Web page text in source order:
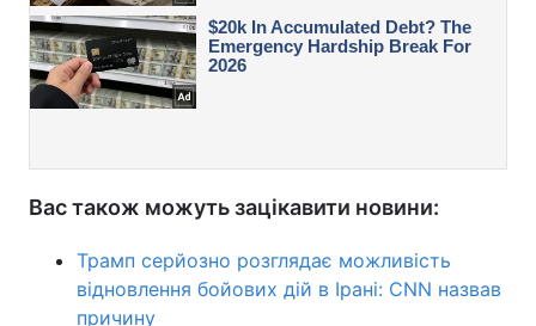
Вас також можуть зацікавити новини:
Трамп серйозно розглядає можливість
відновлення бойових дій в Ірані: CNN назвав
причину